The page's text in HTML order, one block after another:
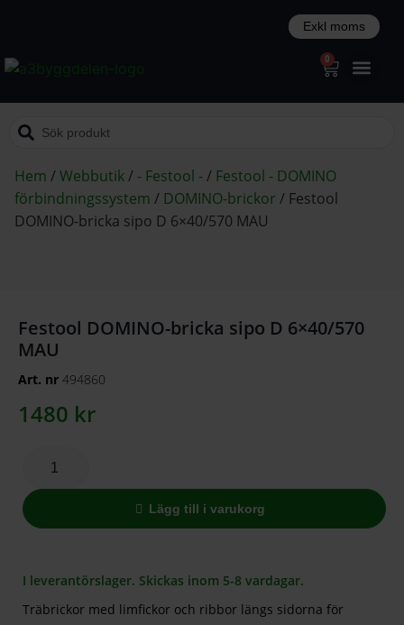
0
Hem /Webbutik/ - Festool -/ Festool - DOMINO
förbindningssystem / DOMINO-brickor / Festool
DOMINO-bricka sipo D 6×40/570 MAU
Festool DOMINO-bricka sipo D 6×40/570
MAU
Art. nr 494860
1480 kr
Lägg till i varukorg
I leverantörslager. Skickas inom 5-8 vardagar.
Träbrickor med limfickor och ribbor längs sidorna för